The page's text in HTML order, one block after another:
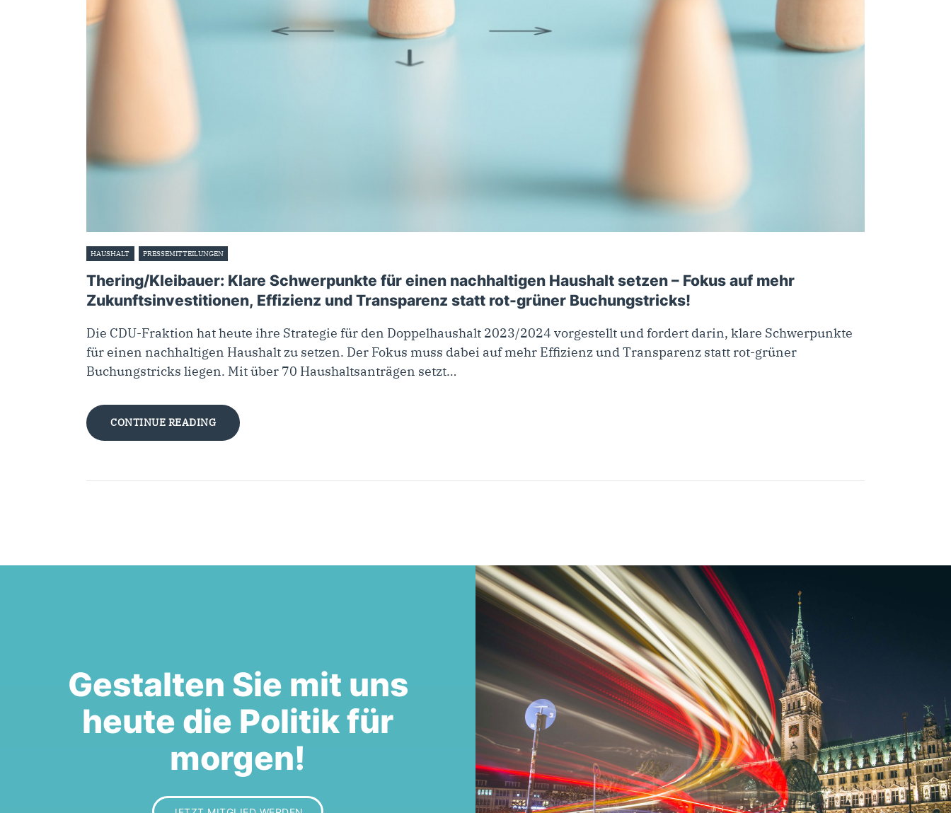
HAUSHALT PRESSEMITTEILUNGEN
Thering/Kleibauer: Klare Schwerpunkte für einen nachhaltigen Haushalt setzen – Fokus auf mehr
Zukunftsinvestitionen, Effizienz und Transparenz statt rot-grüner Buchungstricks!
Die CDU-Fraktion hat heute ihre Strategie für den Doppelhaushalt 2023/2024 vorgestellt und fordert darin, klare Schwerpunkte
für einen nachhaltigen Haushalt zu setzen. Der Fokus muss dabei auf mehr Effizienz und Transparenz statt rot-grüner
Buchungstricks liegen. Mit über 70 Haushaltsanträgen setzt…
CONTINUE READING
Gestalten Sie mit uns
heute die Politik für
morgen!